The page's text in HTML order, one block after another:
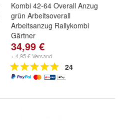
Kombi 42-64 Overall Anzug
grün Arbeitsoverall
Arbeitsanzug Rallykombi
Gärtner
34,99 €
+ 4,95 € Versand
24